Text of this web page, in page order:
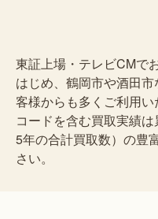
東証上場・テレビCMで
はじめ、鶴岡市や酒田
客様からも多くご利用
コードを含む買取実績
5年の合計買取数）の豊
さい。